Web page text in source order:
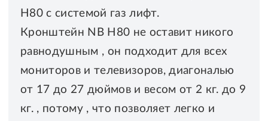
H80 с системой газ лифт.
Кронштейн NB H80 не оставит никого
равнодушным , он подходит для всех
мониторов и телевизоров, диагональю
от 17 до 27 дюймов и весом от 2 кг. до 9
кг. , потому , что позволяет легко и